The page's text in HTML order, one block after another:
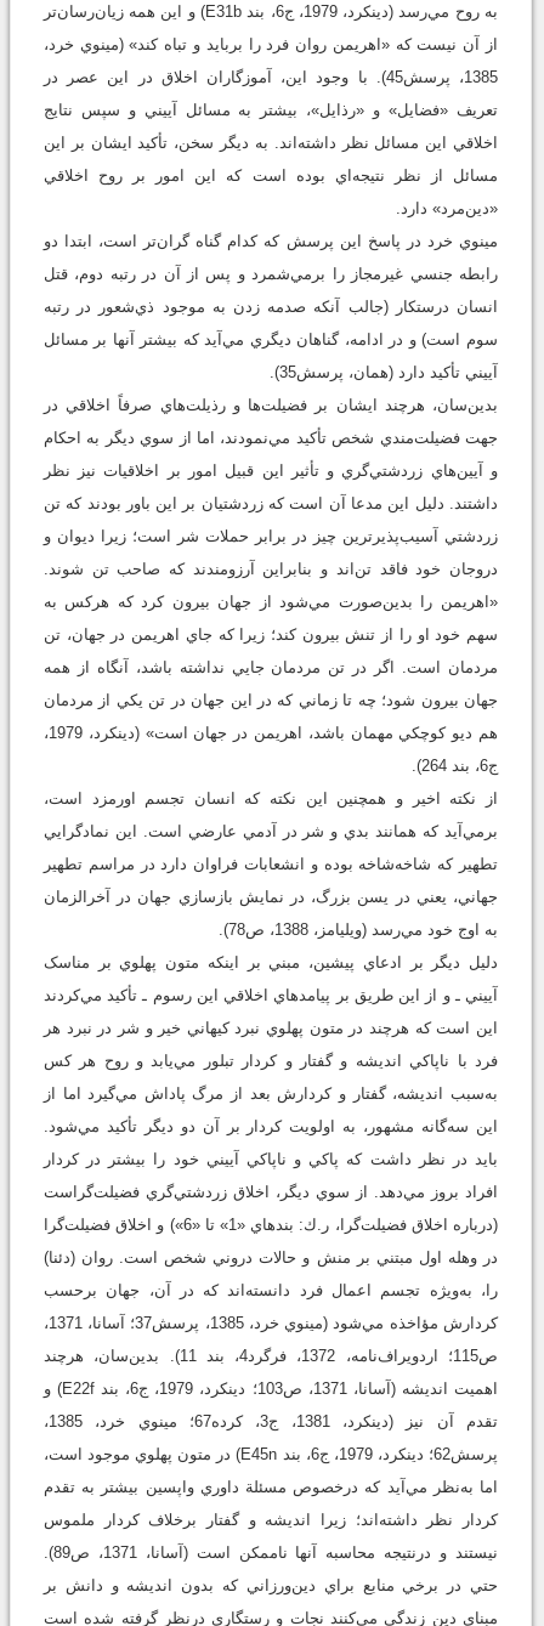
به روح مي‌رسد (دينکرد، 1979، ج6، بند E31b) و اين همه زيان‌رسان‌تر
از آن نيست که «اهريمن روان فرد را بربايد و تباه کند» (مينوي خرد،
1385، پرسش45). با وجود اين، آموزگاران اخلاق در اين عصر در
تعريف «فضايل» و «رذايل»، بيشتر به مسائل آييني و سپس نتايج
اخلاقي اين مسائل نظر داشته‌اند. به ديگر سخن، تأکيد ايشان بر اين
مسائل از نظر نتيجه‌اي بوده است که اين امور بر روح اخلاقي
«دين‌مرد» دارد.
مينوي خرد در پاسخ اين پرسش که کدام گناه گران‌تر است، ابتدا دو
رابطه جنسي غيرمجاز را برمي‌شمرد و پس از آن در رتبه دوم، قتل
انسان درستکار (جالب آنکه صدمه زدن به موجود ذي‌شعور در رتبه
سوم است) و در ادامه، گناهان ديگري مي‌آيد که بيشتر آنها بر مسائل
آييني تأکيد دارد (همان، پرسش35).
بدين‌سان، هرچند ايشان بر فضيلت‌ها و رذيلت‌هاي صرفاً اخلاقي در
جهت فضيلت‌مندي شخص تأکيد مي‌نمودند، اما از سوي ديگر به احکام
و آيين‌هاي زردشتي‌گري و تأثير اين قبيل امور بر اخلاقيات نيز نظر
داشتند. دليل اين مدعا آن است که زردشتيان بر اين باور بودند که تن
زردشتي آسيب‌پذيرترين چيز در برابر حملات شر است؛ زيرا ديوان و
دروجان خود فاقد تن‌اند و بنابراين آرزومندند که صاحب تن شوند.
«اهريمن را بدين‌صورت مي‌شود از جهان بيرون کرد که هرکس به
سهم خود او را از تنش بيرون کند؛ زيرا که جاي اهريمن در جهان، تن
مردمان است. اگر در تن مردمان جايي نداشته باشد، آنگاه از همه
جهان بيرون شود؛ چه تا زماني که در اين جهان در تن يکي از مردمان
هم ديو کوچکي مهمان باشد، اهريمن در جهان است» (دينکرد، 1979،
ج6، بند 264).
از نکته اخير و همچنين اين نکته که انسان تجسم اورمزد است،
برمي‌آيد که همانند بدي و شر در آدمي عارضي است. اين نمادگرايي
تطهير که شاخه‌شاخه بوده و انشعابات فراوان دارد در مراسم تطهير
جهاني، يعني در يسن بزرگ، در نمايش بازسازي جهان در آخرالزمان
به اوج خود مي‌رسد (ويليامز، 1388، ص78).
دليل ديگر بر ادعاي پيشين، مبني بر اينکه متون پهلوي بر مناسک
آييني ـ و از اين طريق بر پيامدهاي اخلاقي اين رسوم ـ تأکيد مي‌کردند
اين است که هرچند در متون پهلوي نبرد کيهاني خير و شر در نبرد هر
فرد با ناپاکي انديشه و گفتار و کردار تبلور مي‌يابد و روح هر کس
به‌سبب انديشه، گفتار و کردارش بعد از مرگ پاداش مي‌گيرد اما از
اين سه‌گانه مشهور، به اولويت کردار بر آن دو ديگر تأکيد مي‌شود.
بايد در نظر داشت که پاکي و ناپاکي آييني خود را بيشتر در کردار
افراد بروز مي‌دهد. از سوي ديگر، اخلاق زردشتي‌گري فضيلت‌گراست
(درباره اخلاق فضيلت‌گرا، ر.ك: بندهاي «1» تا «6») و اخلاق فضيلت‌گرا
در وهله اول مبتني بر منش و حالات دروني شخص است. روان (دئنا)
را، به‌ويژه تجسم اعمال فرد دانسته‌اند که در آن، جهان برحسب
کردارش مؤاخذه مي‌شود (مينوي خرد، 1385، پرسش37؛ آسانا، 1371،
ص115؛ اردويراف‌نامه، 1372، فرگرد4، بند 11). بدين‌سان، هرچند
اهميت انديشه (آسانا، 1371، ص103؛ دينکرد، 1979، ج6، بند E22f) و
تقدم آن نيز (دينکرد، 1381، ج3، کرده67؛ مينوي خرد، 1385،
پرسش62؛ دينکرد، 1979، ج6، بند E45n) در متون پهلوي موجود است،
اما به‌نظر مي‌آيد که درخصوص مسئلة داوري واپسين بيشتر به تقدم
کردار نظر داشته‌اند؛ زيرا انديشه و گفتار برخلاف کردار ملموس
نيستند و درنتيجه محاسبه آنها ناممکن است (آسانا، 1371، ص89).
حتي در برخي منابع براي دين‌ورزاني که بدون انديشه و دانش بر
مبناي دين زندگي مي‌کنند نجات و رستگاري درنظر گرفته شده است